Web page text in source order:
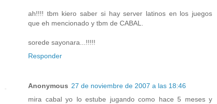
ah!!!! tbm kiero saber si hay server latinos en los juegos
que eh mencionado y tbm de CABAL.
sorede sayonara...!!!!!
Responder
Anonymous 27 de noviembre de 2007 a las 18:46
mira cabal yo lo estube jugando como hace 5 meses y